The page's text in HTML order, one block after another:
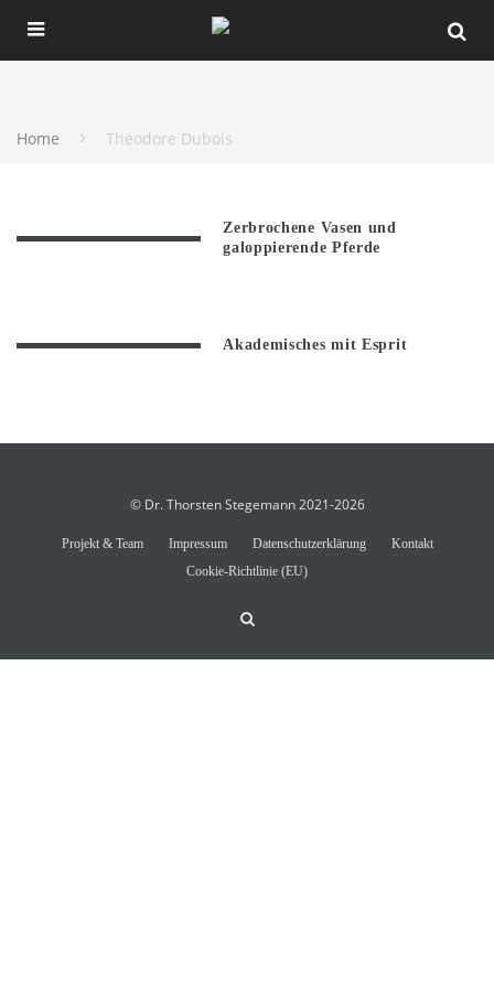
Home Théodore Dubois
Zerbrochene Vasen und
galoppierende Pferde
Akademisches mit Esprit
© Dr. Thorsten Stegemann 2021-2026
Projekt & Team Impressum Datenschutzerklärung
Kontakt
Cookie-Richtlinie (EU)